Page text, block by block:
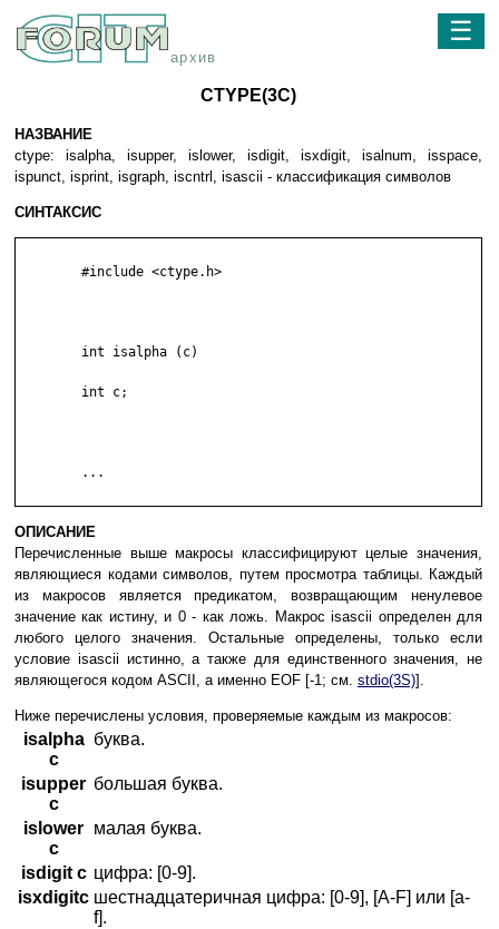
архив
☰
CTYPE(3C)
НАЗВАНИЕ
ctype: isalpha, isupper, islower, isdigit, isxdigit, isalnum, isspace,
ispunct, isprint, isgraph, iscntrl, isascii - классификация символов
СИНТАКСИС
ОПИСАНИЕ
Перечисленные выше макросы классифицируют целые значения,
являющиеся кодами символов, путем просмотра таблицы. Каждый
из макросов является предикатом, возвращающим ненулевое
значение как истину, и 0 - как ложь. Макрос isascii определен для
любого целого значения. Остальные определены, только если
условие isascii истинно, а также для единственного значения, не
являющегося кодом ASCII, а именно EOF [-1; см. stdio(3S)].
Ниже перечислены условия, проверяемые каждым из макросов:
isalpha
c
буква.
isupper
c
большая буква.
islower
c
малая буква.
isdigit c цифра: [0-9].
isxdigitc шестнадцатеричная цифра: [0-9], [A-F] или [a-
f].